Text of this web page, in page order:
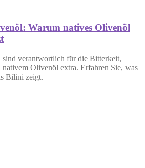
Warum natives Olivenöl
verantwortlich für die Bitterkeit,
Olivenöl extra. Erfahren Sie, was
Bilini zeigt.